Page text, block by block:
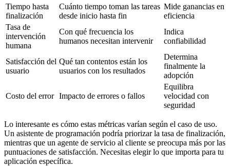
Tiempo hasta
finalización
Cuánto tiempo toman las tareas
desde inicio hasta fin
Mide ganancias en
eficiencia
Tasa de
intervención
humana
Con qué frecuencia los
humanos necesitan intervenir
Indica
confiabilidad
Satisfacción del
usuario
Qué tan contentos están los
usuarios con los resultados
Determina
finalmente la
adopción
Costo del error Impacto de errores o fallos
Equilibra
velocidad con
seguridad
Lo interesante es cómo estas métricas varían según el caso de uso.
Un asistente de programación podría priorizar la tasa de finalización,
mientras que un agente de servicio al cliente se preocupa más por las
puntuaciones de satisfacción. Necesitas elegir lo que importa para tu
aplicación específica.